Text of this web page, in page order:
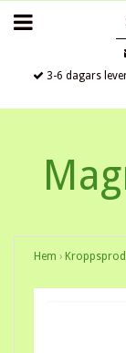
3-6 dagars
Hem ›